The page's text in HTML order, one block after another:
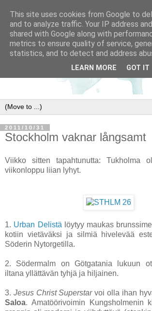
2011/10/31
Stockholm vaknar långsamt
Viikko sitten tapahtunutta: Tukholma
viikonloppu liian lyhyt.
1. Urban Delistä löytyy maukas
kotiin vietäväksi ja silmiä hivelevää
Söderin Nytorgetilla.
2. Södermalm on Götgatania lukuun
iltana yllättävän tyhjä ja hiljainen.
3. Jesus Christ Superstarvoi olla ihan
Saloa. Amatöörivoimin Kungsholmenin
This site uses cookies from Google to
and to analyze traffic. Your IP address
shared with Google along with
metrics to ensure quality of service,
statistics, and to detect and address
LEARN MORE GOT IT